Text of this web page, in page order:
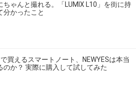
ちゃんと撮れる。「LUMIX L10」を街に持
分かったこと
買えるスマートノート、NEWYESは本当
のか？ 実際に購入して試してみた